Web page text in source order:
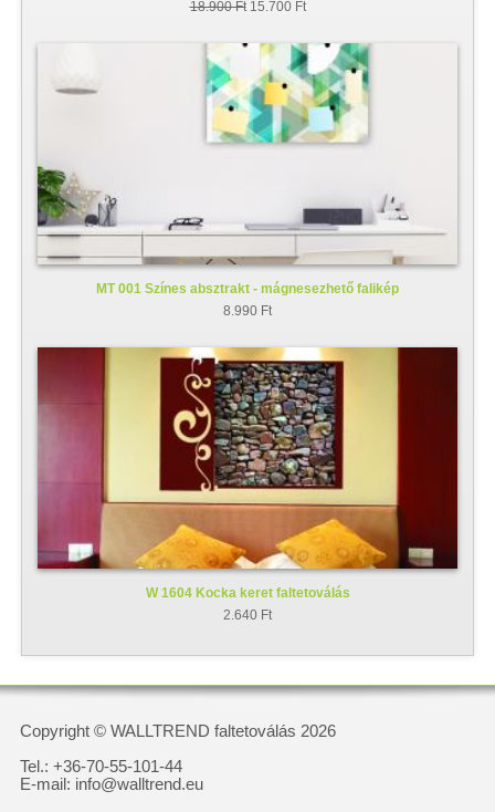
18.900 Ft15.700 Ft
MT 001 Színes absztrakt - mágnesezhető falikép
8.990 Ft
W 1604 Kocka keret faltetoválás
2.640 Ft
Copyright © WALLTREND faltetoválás 2026
Tel.: +36-70-55-101-44
E-mail: info@walltrend.eu